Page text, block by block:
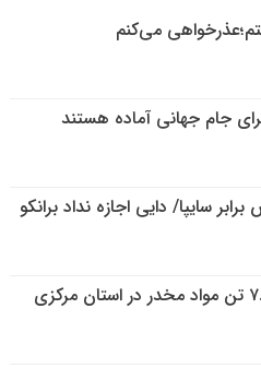
می‌کنم
جام جهانی آماده هستند
سایپا/ دایی اجازه نداد برانکو
کشف و توقیف ۷.۵ تن مواد مخدر در استان مرکزی